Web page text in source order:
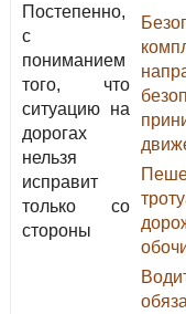
Постепенно,
с
пониманием
того, что
ситуацию на
дорогах
нельзя
исправит
только со
стороны